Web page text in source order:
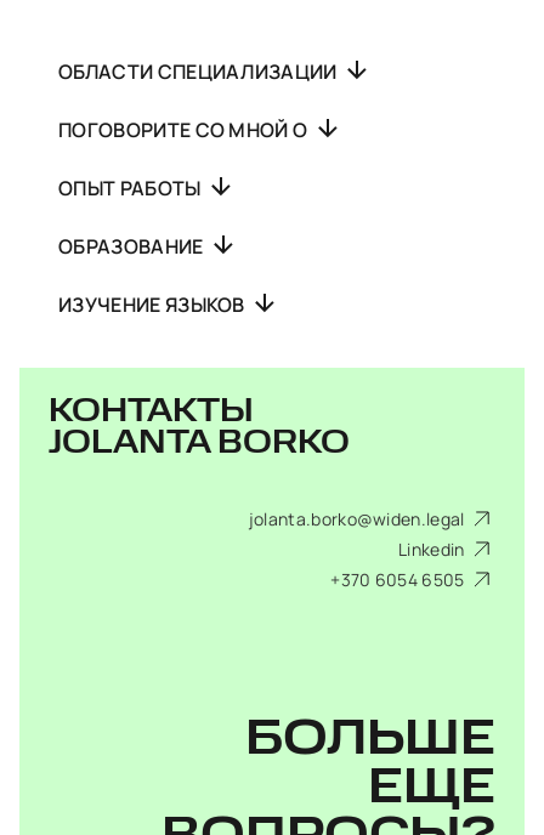
ОБЛАСТИ СПЕЦИАЛИЗАЦИИ
ПОГОВОРИТЕ СО МНОЙ О
ОПЫТ РАБОТЫ
ОБРАЗОВАНИЕ
ИЗУЧЕНИЕ ЯЗЫКОВ
КОНТАКТЫ
JOLANTA BORKO
jolanta.borko@widen.legal
Linkedin
+370 6054 6505
БОЛЬШЕ
ЕЩЕ